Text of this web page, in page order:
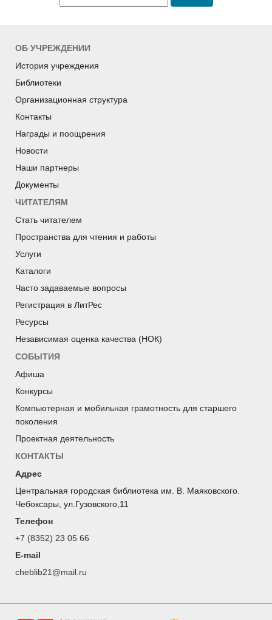
ОБ УЧРЕЖДЕНИИ
История учреждения
Библиотеки
Организационная структура
Контакты
Награды и поощрения
Новости
Наши партнеры
Документы
ЧИТАТЕЛЯМ
Стать читателем
Пространства для чтения и работы
Услуги
Каталоги
Часто задаваемые вопросы
Регистрация в ЛитРес
Ресурсы
Независимая оценка качества (НОК)
СОБЫТИЯ
Афиша
Конкурсы
Компьютерная и мобильная грамотность для старшего
поколения
Проектная деятельность
КОНТАКТЫ
Адрес
Центральная городская библиотека им. В. Маяковского.
Чебоксары, ул.Гузовского,11
Телефон
+7 (8352) 23 05 66
E-mail
cheblib21@mail.ru